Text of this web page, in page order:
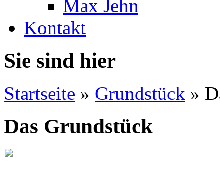
Max Jehn
Kontakt
Sie sind hier
Startseite » Grundstück »
Das Grundstück